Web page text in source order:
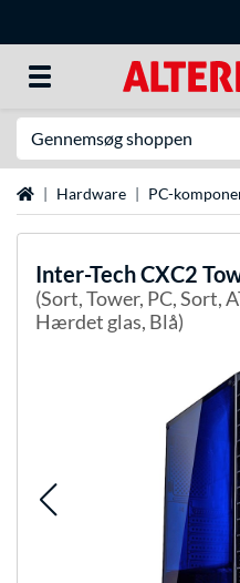
StartsideHardware PC-
Inter-TechCXC2
(Sort, Tower, PC, Sort,
Hærdet glas, Blå)